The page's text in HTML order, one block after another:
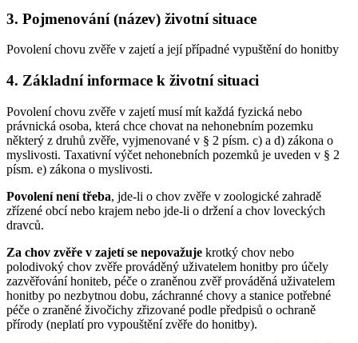
3. Pojmenování (název) životní situace
Povolení chovu zvěře v zajetí a její případné vypuštění do honitby
4. Základní informace k životní situaci
Povolení chovu zvěře v zajetí musí mít každá fyzická nebo
právnická osoba, která chce chovat na nehonebním pozemku
některý z druhů zvěře, vyjmenované v § 2 písm. c) a d) zákona o
myslivosti. Taxativní výčet nehonebních pozemků je uveden v § 2
písm. e) zákona o myslivosti.
Povolení není třeba, jde-li o chov zvěře v zoologické zahradě
zřízené obcí nebo krajem nebo jde-li o držení a chov loveckých
dravců.
Za chov zvěře v zajetí se nepovažuje krotký chov nebo
polodivoký chov zvěře prováděný uživatelem honitby pro účely
zazvěřování honiteb, péče o zraněnou zvěř prováděná uživatelem
honitby po nezbytnou dobu, záchranné chovy a stanice potřebné
péče o zraněné živočichy zřizované podle předpisů o ochraně
přírody (neplatí pro vypouštění zvěře do honitby).